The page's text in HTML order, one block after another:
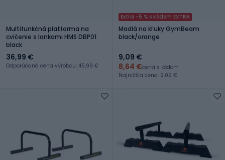
Multifunkčná platforma na
cvičenie s lankami HMS DBP01
black
36,99 €
Odporúčaná cena výrobcu: 45,99 €
Extra -5 % s kódom EXTRA
Madlá na kľuky GymBeam
black/orange
9,09 €
8,64 €cena s kódom
Najnižšia cena: 9,09 €